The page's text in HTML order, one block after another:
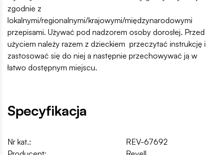
zgodnie z
lokalnymi/regionalnymi/krajowymi/międzynarodowymi
przepisami. Używać pod nadzorem osoby dorosłej. Przed
użyciem należy razem z dzieckiem przeczytać instrukcję i
zastosować się do niej a następnie przechowywać ją w
łatwo dostępnym miejscu.
Specyfikacja
Nr kat.:
REV-67692